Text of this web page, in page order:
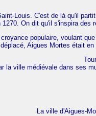
Louis. C'est de là qu'il
1270. On dit qu'il s'inspira des
populaire, voulant
déplacé, Aigues Mortes était
la ville médiévale dans ses
La ville d'Aigues-